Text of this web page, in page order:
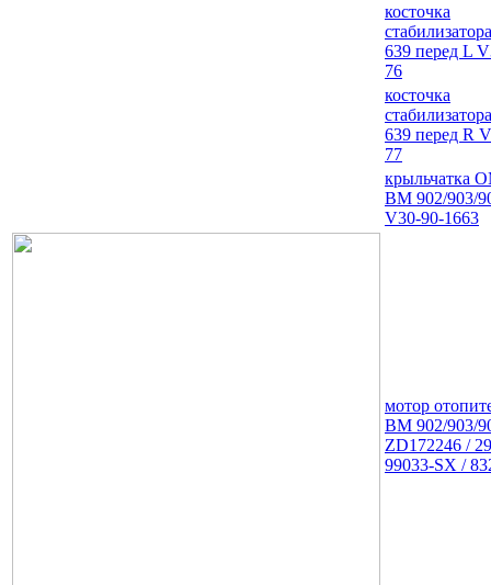
косточка
639 перед L
76
косточка
639 перед R
77
крыльчатка
ВМ 902/903/
V30-90-1663
мотор
ВМ 902/903/
ZD172246 /
99033-SX /